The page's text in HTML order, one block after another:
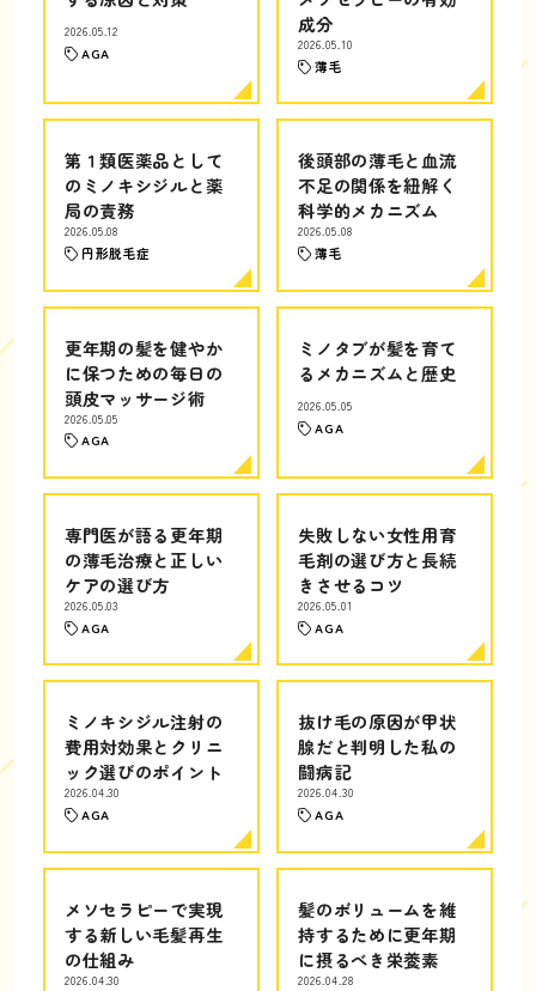
2026.05.12
AGA
成分
2026.05.10
薄毛
第１類医薬品として
のミノキシジルと薬
局の責務
2026.05.08
円形脱毛症
後頭部の薄毛と血流
不足の関係を紐解く
科学的メカニズム
2026.05.08
薄毛
更年期の髪を健やか
に保つための毎日の
頭皮マッサージ術
2026.05.05
AGA
ミノタブが髪を育て
るメカニズムと歴史
2026.05.05
AGA
専門医が語る更年期
の薄毛治療と正しい
ケアの選び方
2026.05.03
AGA
失敗しない女性用育
毛剤の選び方と長続
きさせるコツ
2026.05.01
AGA
ミノキシジル注射の
費用対効果とクリニ
ック選びのポイント
2026.04.30
AGA
抜け毛の原因が甲状
腺だと判明した私の
闘病記
2026.04.30
AGA
メソセラピーで実現
する新しい毛髪再生
の仕組み
2026.04.30
髪のボリュームを維
持するために更年期
に摂るべき栄養素
2026.04.28